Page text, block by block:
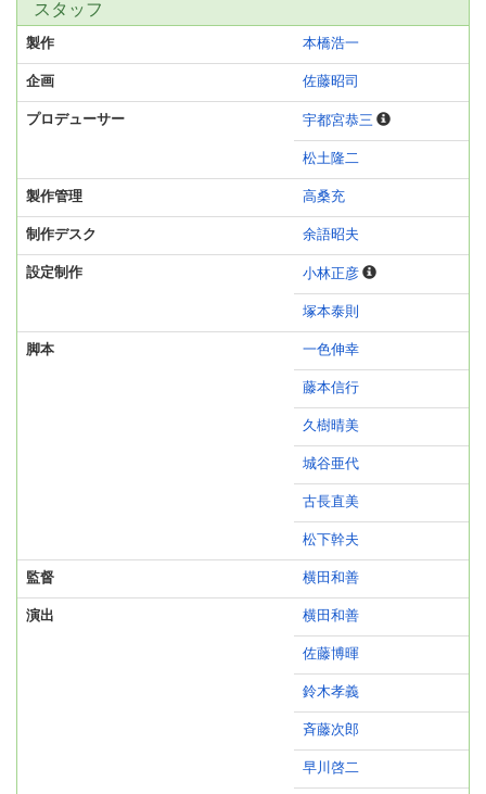
スタッフ
製作 本橋浩一
企画 佐藤昭司
プロデューサー 宇都宮恭三
松土隆二
製作管理 高桑充
制作デスク 余語昭夫
設定制作 小林正彦
塚本泰則
脚本 一色伸幸
藤本信行
久樹晴美
城谷亜代
古長直美
松下幹夫
監督 横田和善
演出 横田和善
佐藤博暉
鈴木孝義
斉藤次郎
早川啓二